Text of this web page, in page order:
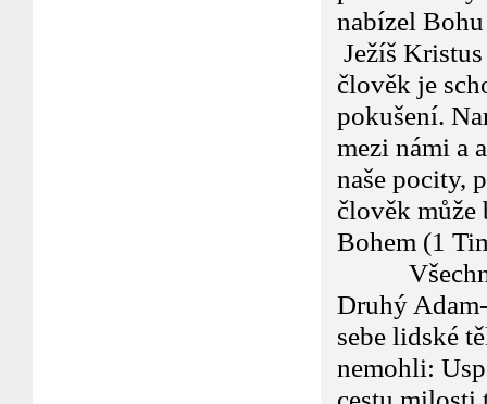
nabízel
Ježíš
člověk je
pokušení.
mezi námi a
naše pocity,
člověk
Bohem (1
Všechno
Druhý
sebe lidské
nemohli: